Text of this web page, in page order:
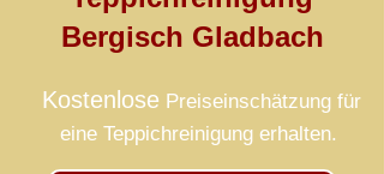
Bergisch Gladbach
Kostenlose Preiseinschätzung für
eine Teppichreinigung erhalten.